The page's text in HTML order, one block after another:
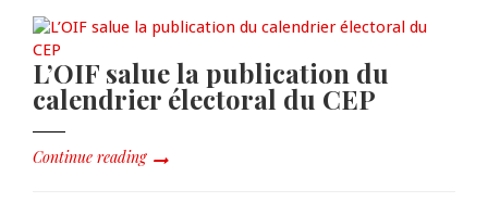
L’OIF salue la publication du
calendrier électoral du CEP
Continue reading